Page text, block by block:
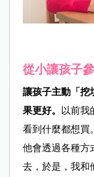
從小讓孩子
讓孩子主動「挖
果更好。
以前我
看到什麼都想買
他會透過各種方
去，於是，我和